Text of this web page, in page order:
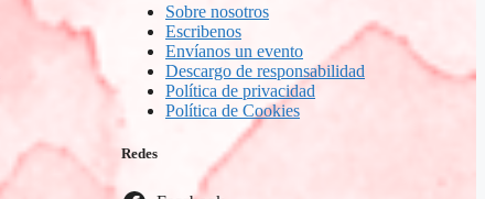
Sobre nosotros
Escribenos
Envíanos un evento
Descargo de responsabilidad
Política de privacidad
Política de Cookies
Redes